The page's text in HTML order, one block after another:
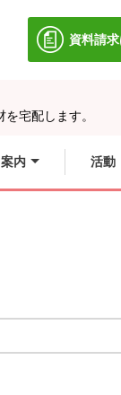
開きます。
資料請別
宅配します。
内 活動